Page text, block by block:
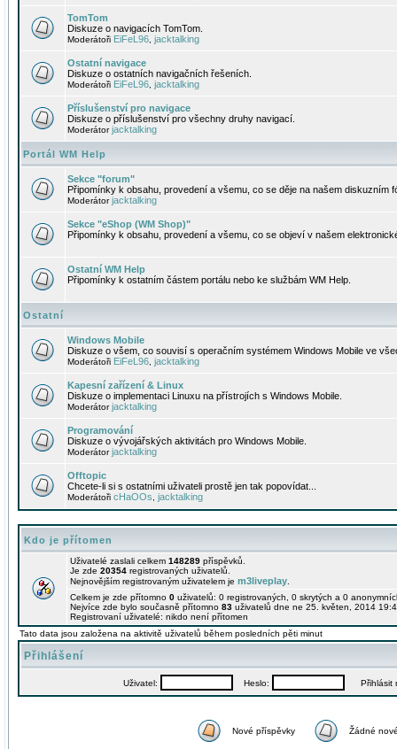
TomTom
Diskuze o navigacích TomTom.
Moderátoři EiFeL96 jacktalking
Ostatní navigace
Diskuze o ostatních navigačních řešeních.
Moderátoři EiFeL96 jacktalking
Příslušenství pro navigace
Diskuze o příslušenství pro všechny druhy navigací.
Moderátorjacktalking
Portál WM Help
Sekce "forum"
Připomínky k obsahu, provedení a všemu, co se děje na našem diskuzním
Moderátorjacktalking
Sekce "eShop (WM Shop)"
Připomínky k obsahu, provedení a všemu, co se objeví v našem
Ostatní WM Help
Připomínky k ostatním částem portálu nebo ke službám WM Help.
Ostatní
Windows Mobile
Diskuze o všem, co souvisí s operačním systémem Windows Mobile ve
Moderátoři EiFeL96 jacktalking
Kapesní zařízení & Linux
Diskuze o implementaci Linuxu na přístrojích s Windows Mobile.
Moderátorjacktalking
Programování
Diskuze o vývojářských aktivitách pro Windows Mobile.
Moderátorjacktalking
Offtopic
Chcete-li si s ostatními uživateli prostě jen tak popovídat...
Moderátoři cHaOOs jacktalking
Kdo je přítomen
Uživatelé zaslali celkem 148289 příspěvků.
Je zde 20354 registrovaných uživatelů.
Nejnovějším registrovaným uživatelem je m3liveplay
Celkem je zde přítomno 0 uživatelů: 0 registrovaných, 0 skrytých a 0
Nejvíce zde bylo současně přítomno 83 uživatelů dne ne 25. květen, 2014
Registrovaní uživatelé: nikdo není přítomen
Tato data jsou založena na aktivitě uživatelů během posledních pěti minut
Přihlášení
Uživatel: Heslo: Přihlásit
Nové příspěvky Žádné